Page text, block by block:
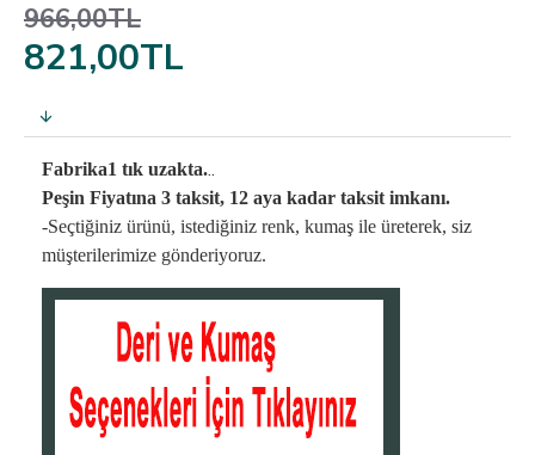
821,00TL
966,00TL
Fabrika1 tık uzakta...
Peşin Fiyatına 3 taksit, 12 aya kadar taksit imkanı.
-Seçtiğiniz ürünü, istediğiniz renk, kumaş ile üreterek, siz
müşterilerimize gönderiyoruz.